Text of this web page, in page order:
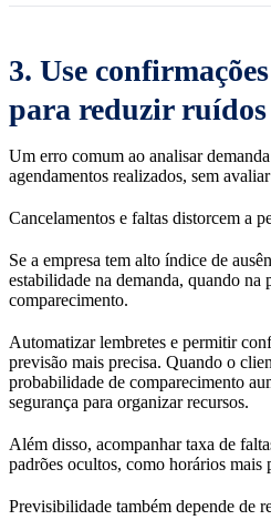
3. Use
para reduzir ruídos
Um erro comum ao analisar
agendamentos realizados, sem
Cancelamentos e faltas distorcem a
Se a empresa tem alto índice de
estabilidade na demanda, quando na
comparecimento.
Automatizar lembretes e permitir
previsão mais precisa. Quando o
probabilidade de comparecimento
segurança para organizar recursos.
Além disso, acompanhar taxa de
padrões ocultos, como horários mais
Previsibilidade também depende de